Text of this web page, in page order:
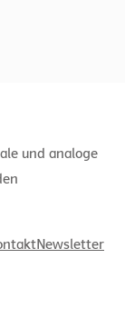
und analoge
Newsletter